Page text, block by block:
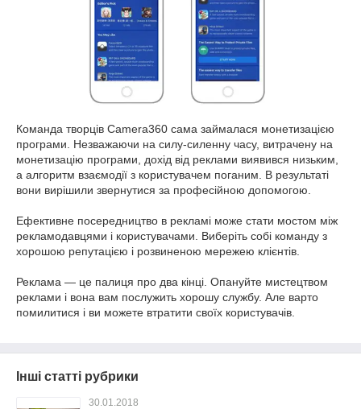
Команда творців Camera360 сама займалася монетизацією
програми. Незважаючи на силу-силенну часу, витрачену на
монетизацію програми, дохід від реклами виявився низьким,
а алгоритм взаємодії з користувачем поганим. В результаті
вони вирішили звернутися за професійною допомогою.
Ефективне посередництво в рекламі може стати мостом між
рекламодавцями і користувачами. Виберіть собі команду з
хорошою репутацією і розвиненою мережею клієнтів.
Реклама — це палиця про два кінці. Опануйте мистецтвом
реклами і вона вам послужить хорошу службу. Але варто
помилитися і ви можете втратити своїх користувачів.
Інші статті рубрики
30.01.2018